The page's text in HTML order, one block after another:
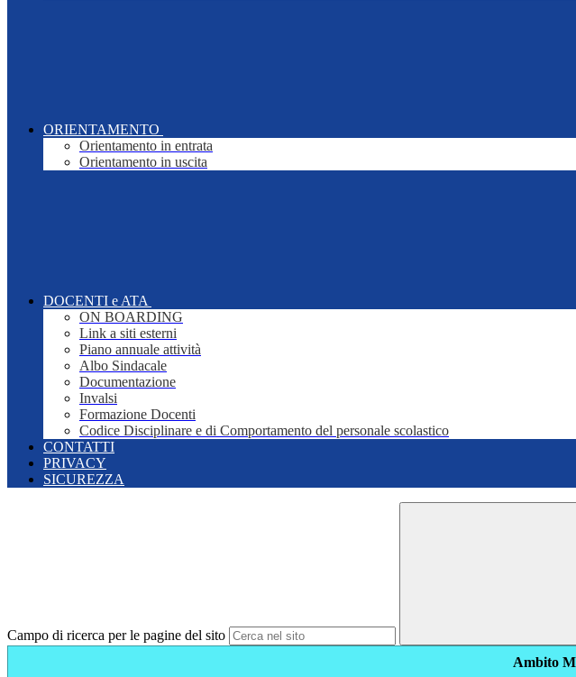
ORIENTAMENTO
Orientamento in entrata
Orientamento in uscita
DOCENTI e ATA
ON BOARDING
Link a siti esterni
Piano annuale attività
Albo Sindacale
Documentazione
Invalsi
Formazione Docenti
Codice Disciplinare e di Comportamento del personale scolastico
CONTATTI
PRIVACY
SICUREZZA
Campo di ricerca per le pagine del sito
Ambito